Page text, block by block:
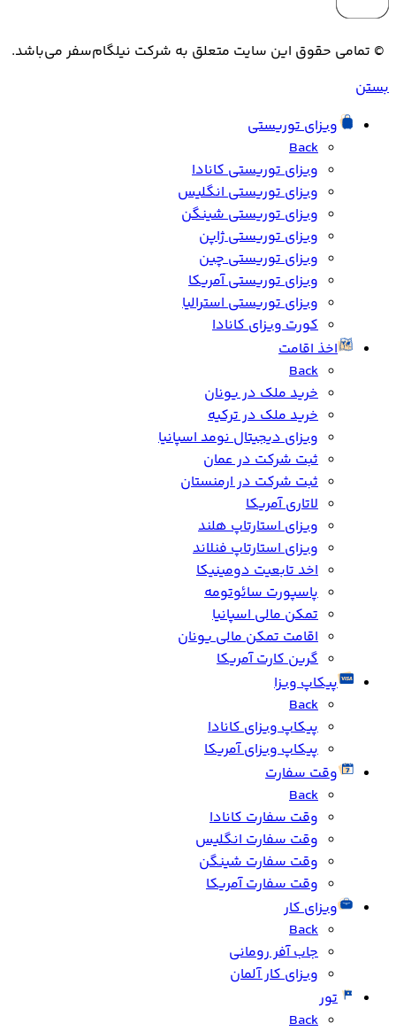
© تمامی حقوق این سایت متعلق به شرکت نیلگام‌سفر می‌باشد.
بستن
ویزای توریستی
Back
ویزای توریستی کانادا
ویزای توریستی انگلیس
ویزای توریستی شینگن
ویزای توریستی ژاپن
ویزای توریستی چین
ویزای توریستی آمریکا
ویزای توریستی استرالیا
کورت ویزای کانادا
اخذ اقامت
Back
خرید ملک در یونان
خرید ملک در ترکیه
ویزای دیجیتال نومد اسپانیا
ثبت شرکت در عمان
ثبت شرکت در ارمنستان
لاتاری آمریکا
ویزای استارتاپ هلند
ویزای استارتاپ فنلاند
اخد تابعیت دومینیکا
پاسپورت سائوتومه
تمکن مالی اسپانیا
اقامت تمکن مالی یونان
گرین کارت آمریکا
پیکاپ ویزا
Back
پیکاپ ویزای کانادا
پیکاپ ویزای آمریکا
وقت سفارت
Back
وقت سفارت کانادا
وقت سفارت انگلیس
وقت سفارت شینگن
وقت سفارت آمریکا
ویزای کار
Back
جاب آفر رومانی
ویزای کار آلمان
تور
Back